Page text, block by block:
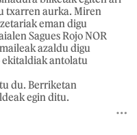
txarren aurka. Miren
eman digu
Sagues Rojo NOR
azaldu digu
ekitaldiak antolatu
du. Berriketan
egin ditu.